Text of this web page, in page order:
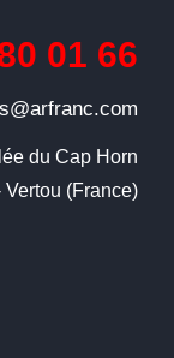
01 66
du Cap Horn
Vertou (France)